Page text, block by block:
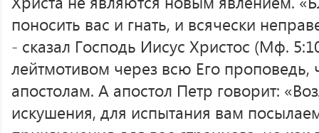
поносить вас и гнать, и всячески
- сказал Господь Иисус Христос (Мф.
лейтмотивом через всю Его проповедь,
апостолам. А апостол Петр говорит:
искушения, для испытания вам